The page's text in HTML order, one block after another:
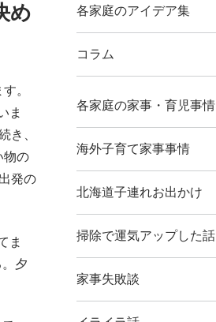
め
。
ま
き、
物の
発の
ま
夕
各家庭のアイデア集
コラム
各家庭の家事・育児事情
海外子育て家事事情
北海道子連れお出かけ
掃除で運気アップした話
家事失敗談